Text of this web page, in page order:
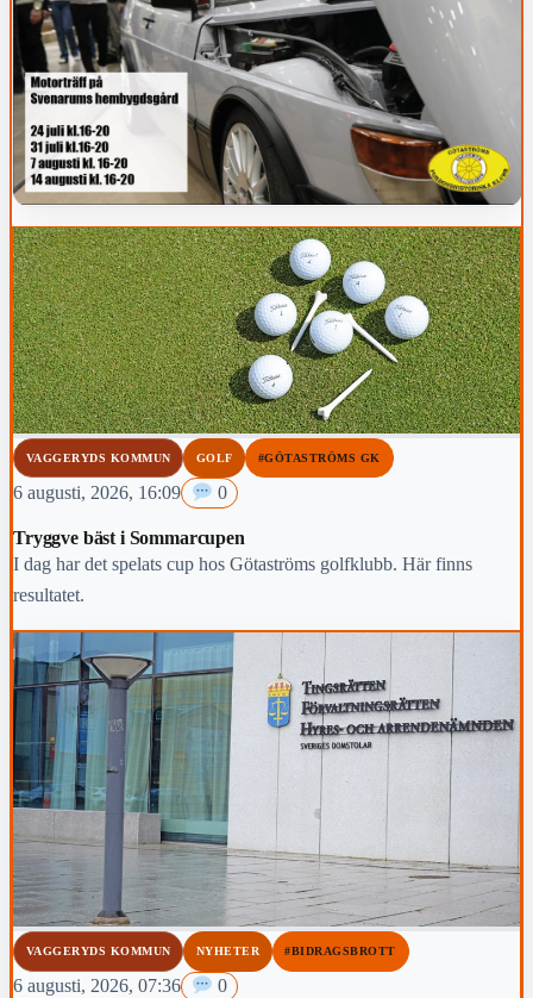
VAGGERYDS KOMMUN GOLF #GÖTASTRÖMS GK
6 augusti, 2026, 16:09 0
Tryggve bäst i Sommarcupen
I dag har det spelats cup hos Götaströms golfklubb. Här finns
resultatet.
VAGGERYDS KOMMUN NYHETER #BIDRAGSBROTT
6 augusti, 2026, 07:36 0